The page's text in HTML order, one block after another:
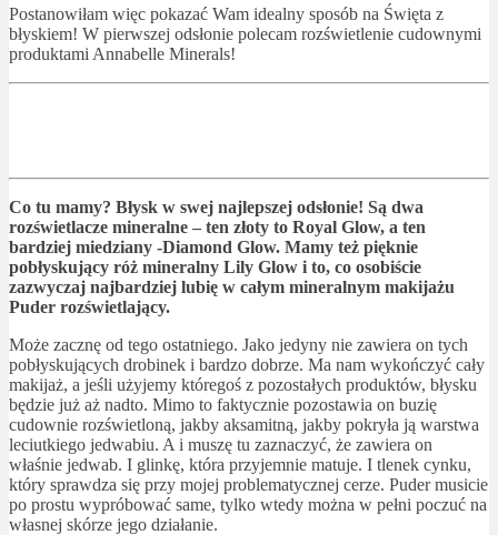
Postanowiłam więc pokazać Wam idealny sposób na Święta z
błyskiem! W pierwszej odsłonie polecam rozświetlenie cudownymi
produktami Annabelle Minerals!
Co tu mamy? Błysk w swej najlepszej odsłonie! Są dwa
rozświetlacze mineralne – ten złoty to Royal Glow, a ten
bardziej miedziany -Diamond Glow. Mamy też pięknie
pobłyskujący róż mineralny Lily Glow i to, co osobiście
zazwyczaj najbardziej lubię w całym mineralnym makijażu
Puder rozświetlający.
Może zacznę od tego ostatniego. Jako jedyny nie zawiera on tych
pobłyskujących drobinek i bardzo dobrze. Ma nam wykończyć cały
makijaż, a jeśli użyjemy któregoś z pozostałych produktów, błysku
będzie już aż nadto. Mimo to faktycznie pozostawia on buzię
cudownie rozświetloną, jakby aksamitną, jakby pokryła ją warstwa
leciutkiego jedwabiu. A i muszę tu zaznaczyć, że zawiera on
właśnie jedwab. I glinkę, która przyjemnie matuje. I tlenek cynku,
który sprawdza się przy mojej problematycznej cerze. Puder musicie
po prostu wypróbować same, tylko wtedy można w pełni poczuć na
własnej skórze jego działanie.